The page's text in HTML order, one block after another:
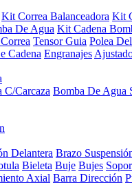
Kit Correa Balanceadora Kit
De Agua Kit Cadena
Tensor Guia Polea
Cadena Engranajes
C/Carcaza Bomba De Agua
Delantera Brazo
Bieleta Buje Bujes
Axial Barra Dirección